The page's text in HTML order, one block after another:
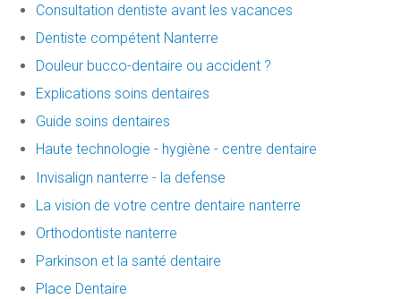
Consultation dentiste avant les vacances
Dentiste compétent Nanterre
Douleur bucco-dentaire ou accident ?
Explications soins dentaires
Guide soins dentaires
Haute technologie - hygiène - centre dentaire
Invisalign nanterre - la defense
La vision de votre centre dentaire nanterre
Orthodontiste nanterre
Parkinson et la santé dentaire
Place Dentaire